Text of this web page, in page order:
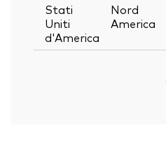
Stati
Uniti
d'America
Nord
America